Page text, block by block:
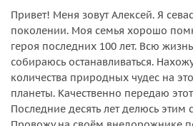
Привет! Меня зовут Алексей. Я
поколении. Моя семья хорошо
героя последних 100 лет. Всю
собираюсь останавливаться.
количества природных чудес на
планеты. Качественно передаю
Последние десять лет делюсь этим